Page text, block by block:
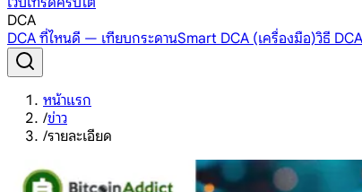
DCA
DCA ที่ไหนดี — เทียบกระดานSmart DCA (เครื่องมือ)วิธี
หน้าแรก
/ข่าว
/รายละเอียด